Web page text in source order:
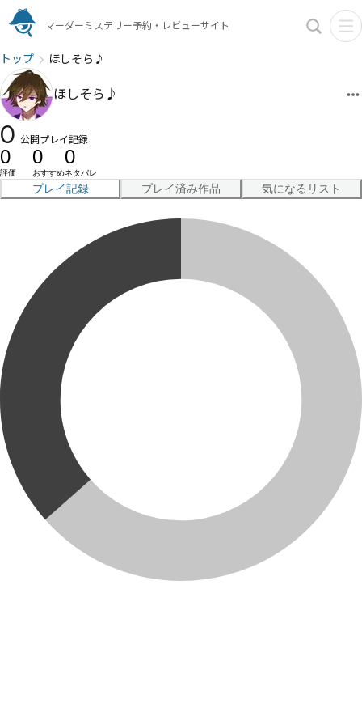
マーダーミステリー予約・レビューサイト
トップ ほしそら♪
ほしそら♪
0 公開プレイ記録
0
評価
0
おすすめ
0
ネタバレ
プレイ記録 プレイ済み作品 気になるリスト